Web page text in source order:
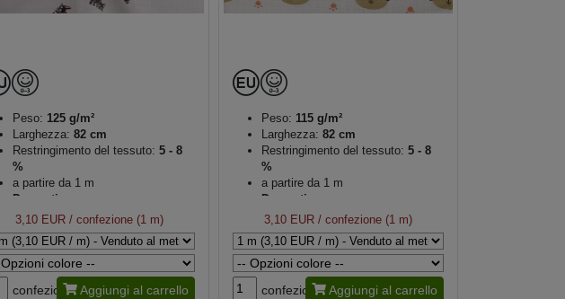
Peso: 125 g/m²
Larghezza: 82 cm
Restringimento del tessuto: 5 - 8
%
a partire da 1 m
Decorativo
3,10 EUR/ confezione (1 m)
confezione Aggiungi al carrello
Peso: 115 g/m²
Larghezza: 82 cm
Restringimento del tessuto: 5 - 8
%
a partire da 1 m
Decorativo
3,10 EUR/ confezione (1 m)
confezione Aggiungi al carrello